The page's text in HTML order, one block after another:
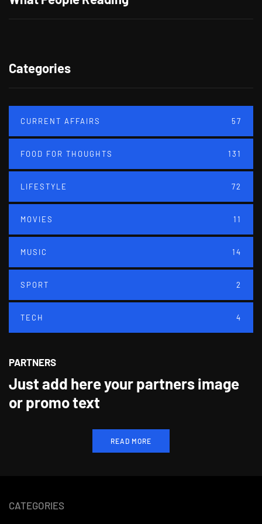
Categories
CURRENT AFFAIRS 57
FOOD FOR THOUGHTS 131
LIFESTYLE 72
MOVIES 11
MUSIC 14
SPORT 2
TECH 4
PARTNERS
Just add here your partners image
or promo text
READ MORE
CATEGORIES